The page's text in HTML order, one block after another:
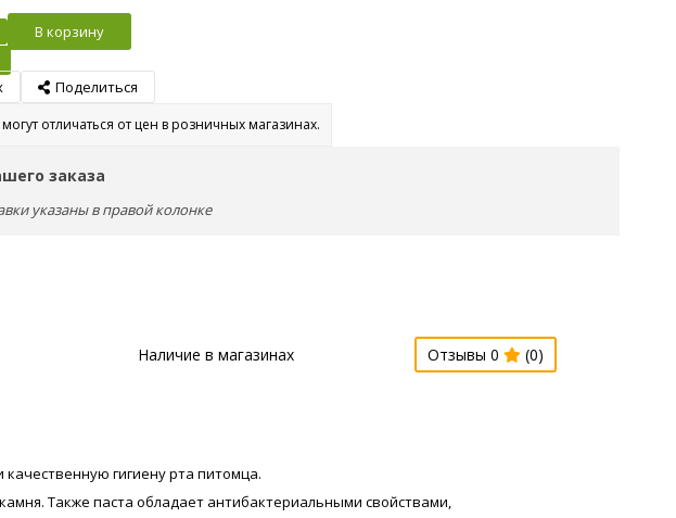
В корзину
Поделиться
отличаться от цен в розничных магазинах.
заказа
указаны в правой колонке
Наличие в магазинах Отзывы 0 (0)
гигиену рта питомца.
Также паста обладает антибактериальными свойствами,